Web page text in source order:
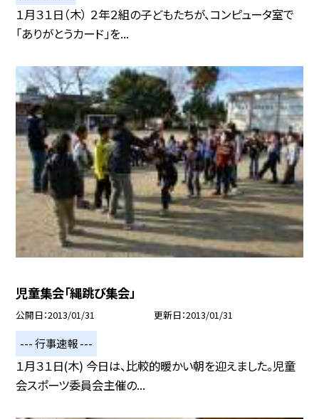
１月３１日（木） ２年２組の子どもたちが、コンピュータ室で
「ありがとうカード」を...
児童集会「縄跳び集会」
公開日 2013/01/31 更新日 2013/01/31
--- 行事速報 ---
１月３１日(木) 今日は、比較的暖かい朝を迎えました。児童
会スポーツ委員会主催の...